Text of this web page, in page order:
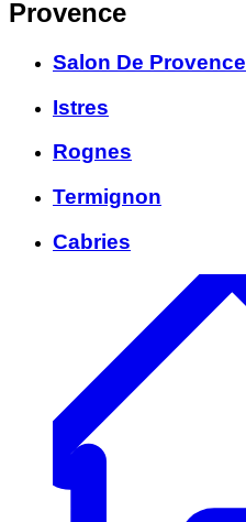
Provence
Salon De Provence
Istres
Rognes
Termignon
Cabries